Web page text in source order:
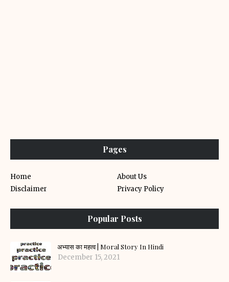
Pages
Home
About Us
Disclaimer
Privacy Policy
Popular Posts
अभ्यास का महत्व | Moral Story In Hindi
December 15, 2021